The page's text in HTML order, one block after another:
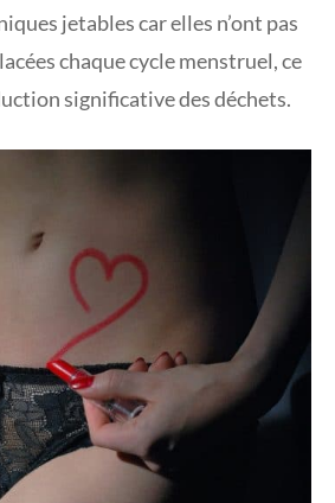
jetables car elles n’ont pas
chaque cycle menstruel, ce
significative des déchets.